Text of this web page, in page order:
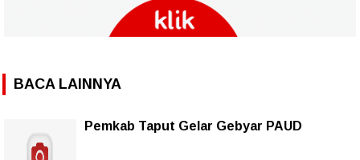
BACA LAINNYA
Pemkab Taput Gelar Gebyar PAUD